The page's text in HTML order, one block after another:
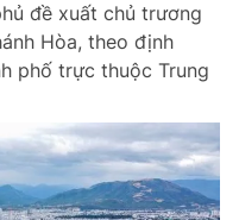
đề xuất chủ trương
Hòa, theo định
phố trực thuộc Trung